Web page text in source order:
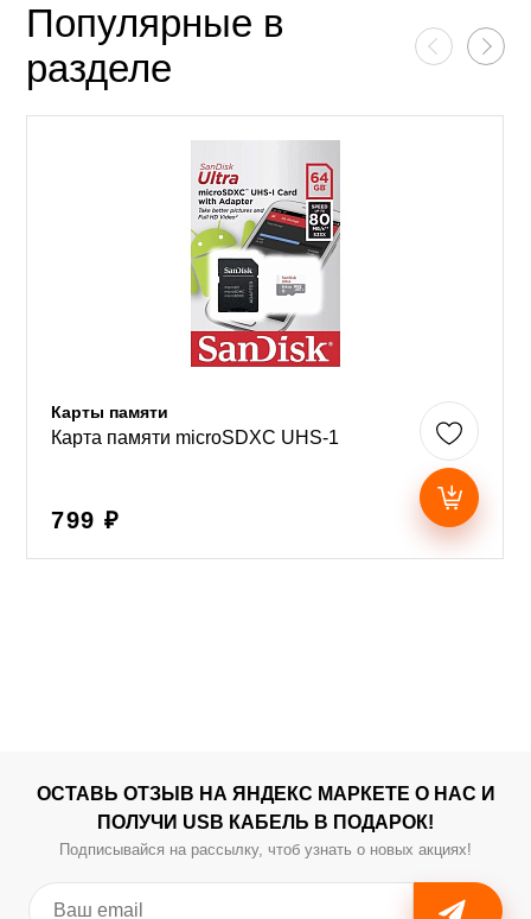
Популярные в
разделе
Карты памяти
Карта памяти microSDXC UHS-1
799 ₽
ОСТАВЬ ОТЗЫВ НА ЯНДЕКС МАРКЕТЕ О НАС И
ПОЛУЧИ USB КАБЕЛЬ В ПОДАРОК!
Подписывайся на рассылку, чтоб узнать о новых акциях!